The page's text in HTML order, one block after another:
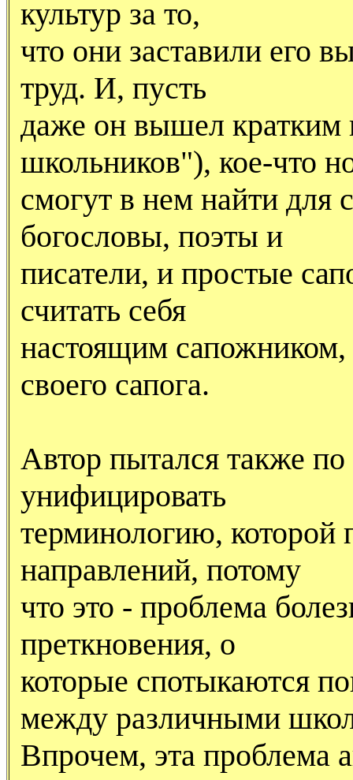
культур за то,
что они заставили его
труд. И, пусть
даже он вышел
школьников"), кое-что
смогут в нем найти
богословы, поэты и
писатели, и простые
считать себя
настоящим сапожником,
своего сапога.
Автор пытался также
унифицировать
терминологию, которой
направлений, потому
что это - проблема
преткновения, о
которые спотыкаются
между различными
Впрочем, эта проблема